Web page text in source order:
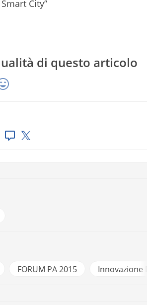
City”
di questo articolo
FORUM PA 2015 Innovazione